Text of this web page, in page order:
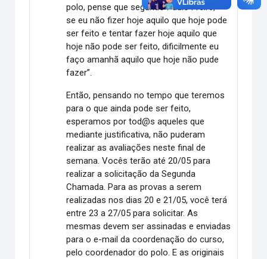
polo, pense que segundo Paulo Freire, “
se eu não fizer hoje aquilo que hoje pode
ser feito e tentar fazer hoje aquilo que
hoje não pode ser feito, dificilmente eu
faço amanhã aquilo que hoje não pude
fazer”.
Então, pensando no tempo que teremos
para o que ainda pode ser feito,
esperamos por tod@s aqueles que
mediante justificativa, não puderam
realizar as avaliações neste final de
semana. Vocês terão até 20/05 para
realizar a solicitação da Segunda
Chamada. Para as provas a serem
realizadas nos dias 20 e 21/05, você terá
entre 23 a 27/05 para solicitar. As
mesmas devem ser assinadas e enviadas
para o e-mail da coordenação do curso,
pelo coordenador do polo. E as originais